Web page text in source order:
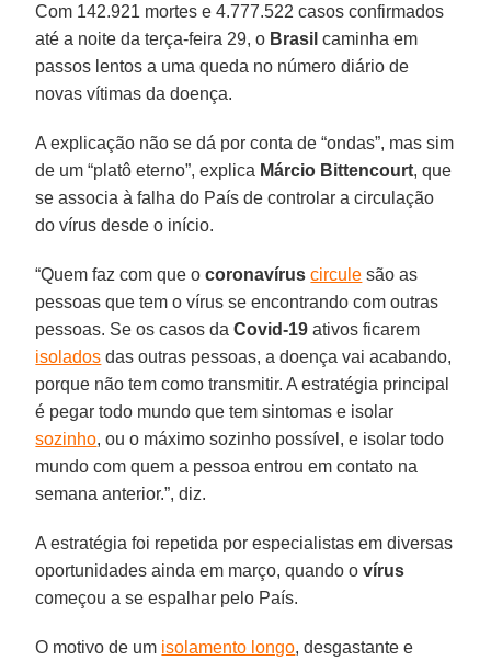
Com 142.921 mortes e 4.777.522 casos confirmados
até a noite da terça-feira 29, o Brasil caminha em
passos lentos a uma queda no número diário de
novas vítimas da doença.
A explicação não se dá por conta de “ondas”, mas sim
de um “platô eterno”, explica Márcio Bittencourt, que
se associa à falha do País de controlar a circulação
do vírus desde o início.
“Quem faz com que ocoronavírus circule são as
pessoas que tem o vírus se encontrando com outras
pessoas. Se os casos daCovid-19 ativos ficarem
isolados das outras pessoas, a doença vai acabando,
porque não tem como transmitir. A estratégia principal
é pegar todo mundo que tem sintomas e isolar
sozinho, ou o máximo sozinho possível, e isolar todo
mundo com quem a pessoa entrou em contato na
semana anterior.”, diz.
A estratégia foi repetida por especialistas em diversas
oportunidades ainda em março, quando ovírus
começou a se espalhar pelo País.
O motivo de um isolamento longo, desgastante e